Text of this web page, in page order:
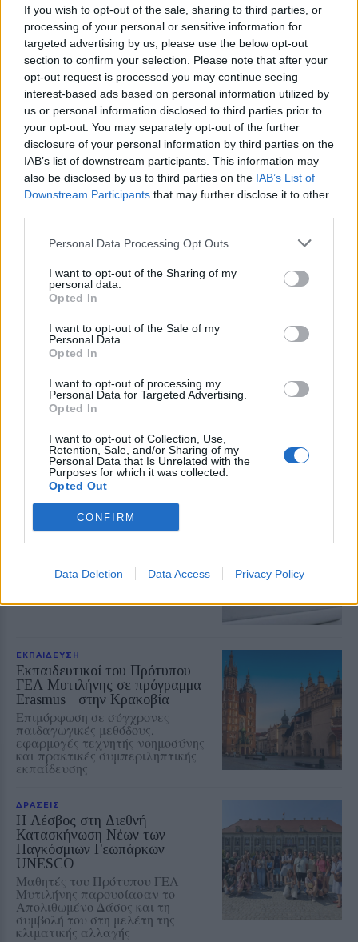
If you wish to opt-out of the sale, sharing to third parties, or
processing of your personal or sensitive information for
targeted advertising by us, please use the below opt-out
section to confirm your selection. Please note that after your
opt-out request is processed you may continue seeing
interest-based ads based on personal information utilized by
us or personal information disclosed to third parties prior to
your opt-out. You may separately opt-out of the further
disclosure of your personal information by third parties on the
IAB’s list of downstream participants. This information may
also be disclosed by us to third parties on the IAB’s List of
Downstream Participants that may further disclose it to other
Personal Data Processing Opt Outs
I want to opt-out of the Sharing of my
personal data.
Opted In
I want to opt-out of the Sale of my
Personal Data.
Opted In
I want to opt-out of processing my
Personal Data for Targeted Advertising.
Opted In
I want to opt-out of Collection, Use,
Retention, Sale, and/or Sharing of my
Personal Data that Is Unrelated with the
Purposes for which it was collected.
Opted Out
CONFIRM
Data Deletion Data Access Privacy Policy
Εμπορικό Σύλλογο Μυτιλήνης
Η γιορτή της τράτας ζωντάνεψε
ξανά στη Σκάλα Πολιχνίτου
Η αναπαράσταση του παλιού
αλιευτικού εθίμου, οι
παραδοσιακοί χοροί και η μουσική
γέμισαν το λιμάνι το βράδυ της 6ης
Αυγούστου
τα παιδιά του Κοινωνικού
Βραβεύτηκαν οι μαθητές για την
προσπάθειά τους – Ο Ματίν, παιδί
πρόσφυγας, πέρασε στη
Πανεπιστημίου Θεσσαλονίκης
Για τον «πυρηνικό εφιάλτη»
προειδοποίησε η Επιτροπή
ειρήνης Λέσβου
Μια συγκέντρωση γεμάτη
μηνύματα και νοήματα για τον
πόλεμο και την ειρήνη
Δικογραφία σε βάρος 23χρονου
για τροχαίο στην Πέτρα
περίφραξη και προστατευτικές
μπάρες – Ο οδηγός φέρεται να
ΕΚΠΑΙΔΕΥΣΗ
Εκπαιδευτικοί του Πρότυπου
ΓΕΛ Μυτιλήνης σε πρόγραμμα
Erasmus+ στην Κρακοβία
Επιμόρφωση σε σύγχρονες
παιδαγωγικές μεθόδους,
εφαρμογές τεχνητής νοημοσύνης
και πρακτικές συμπεριληπτικής
εκπαίδευσης
ΔΡΑΣΕΙΣ
Η Λέσβος στη Διεθνή
Κατασκήνωση Νέων των
Παγκόσμιων Γεωπάρκων
UNESCO
Μαθητές του Πρότυπου ΓΕΛ
Μυτιλήνης παρουσίασαν το
Απολιθωμένο Δάσος και τη
συμβολή του στη μελέτη της
κλιματικής αλλαγής